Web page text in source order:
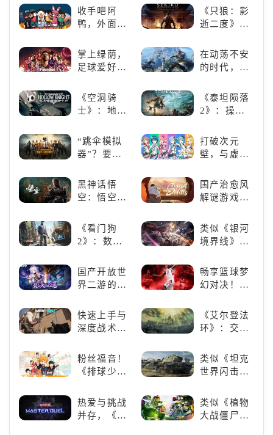
像团
养成你的梦
想！
游为何能俘
获玩家心？
收手吧阿
鸭，外面全
《只狼：影
逝二度》：
魄的忍者之
旅
掌上绿荫，
足球爱好者
况足球》
在动荡不安
的时代，踏
《空洞骑
士》：地下
探索与极致
冒险
《泰坦陨落
2》：操控
未来战场；
跑酷突袭，
“跳伞模拟
器”？要
“刚”？
打破次元
壁，与虚拟
写音符物语
黑神话悟
空：悟空携
来，游戏界
的东方巨
兽，引爆全
国产治愈风
解谜游戏
丘》
《看门狗
2》：数字
狂欢
类似《银河
境界线》的
类手游推
荐：极致策
国产开放世
界二游的里
神》
畅享篮球梦
幻对决！
2K24梦幻球
队》类似游
快速上手与
深度战术兼
六号M》是
否值得入
《艾尔登法
环》：交界
奇与魂系新
巅峰
粉丝福音！
《排球少
HIGH!!》手
游还原经典
名场面
类似《坦克
世界闪击
（WOTB）
的军事类游
戏推荐！快
热爱与挑战
并存，《游
类似《植物
大战僵尸》